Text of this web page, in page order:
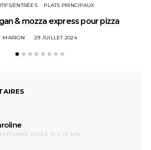
ENTRÉES PLATS PRINCIPAUX
& mozza express pour pizza
MARION 29 JUILLET 2024
2020 À 18 H 20 MIN